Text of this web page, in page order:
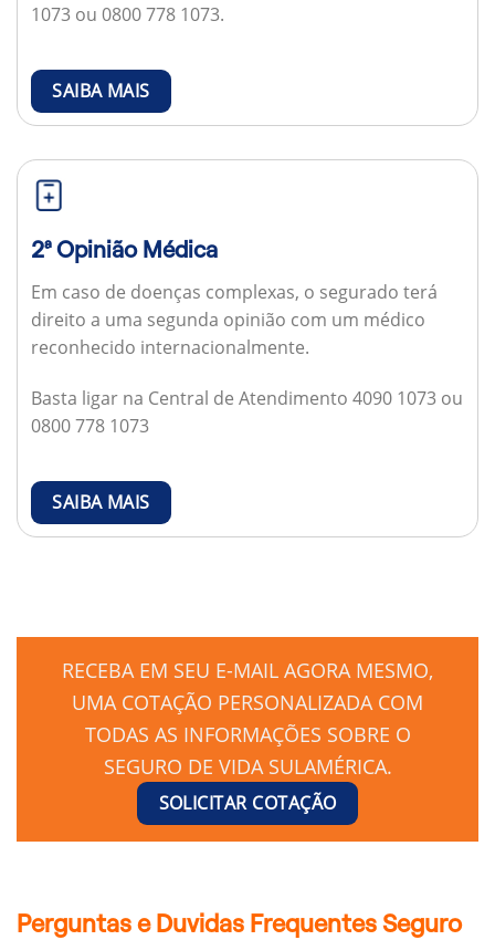
1073 ou 0800 778 1073.
SAIBA MAIS
2ª Opinião Médica
Em caso de doenças complexas, o segurado terá
direito a uma segunda opinião com um médico
reconhecido internacionalmente.
Basta ligar na Central de Atendimento 4090 1073 ou
0800 778 1073
SAIBA MAIS
RECEBA EM SEU E-MAIL AGORA MESMO,
UMA COTAÇÃO PERSONALIZADA COM
TODAS AS INFORMAÇÕES SOBRE O
SEGURO DE VIDA SULAMÉRICA.
SOLICITAR COTAÇÃO
Perguntas e Duvidas Frequentes Seguro